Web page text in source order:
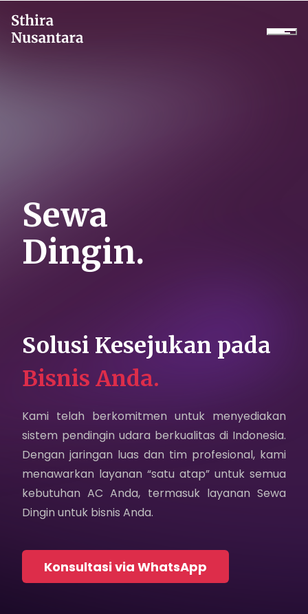
Daikin Proshop
Showroom Tour
Karir
Sosial Media
Kebijakan Privasi
Sewa
Dingin.
Solusi Kesejukan pada
Bisnis Anda.
Kami telah berkomitmen untuk menyediakan
sistem pendingin udara berkualitas di Indonesia.
Dengan jaringan luas dan tim profesional, kami
menawarkan layanan “satu atap” untuk semua
kebutuhan AC Anda, termasuk layanan Sewa
Dingin untuk bisnis Anda.
Konsultasi via WhatsApp